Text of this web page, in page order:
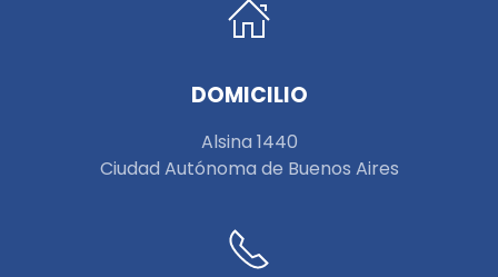
DOMICILIO
Alsina 1440
Ciudad Autónoma de Buenos Aires